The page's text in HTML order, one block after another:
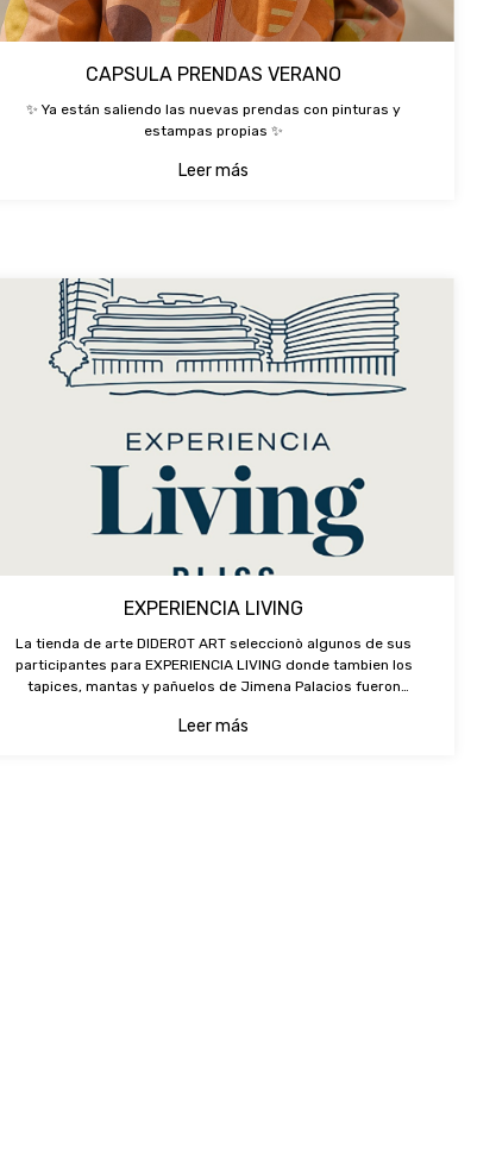
CAPSULA PRENDAS VERANO
✨ Ya están saliendo las nuevas prendas con pinturas y
estampas propias ✨
Leer más
EXPERIENCIA LIVING
La tienda de arte DIDEROT ART seleccionò algunos de sus
participantes para EXPERIENCIA LIVING donde tambien los
tapices, mantas y pañuelos de Jimena Palacios fueron
Leer más